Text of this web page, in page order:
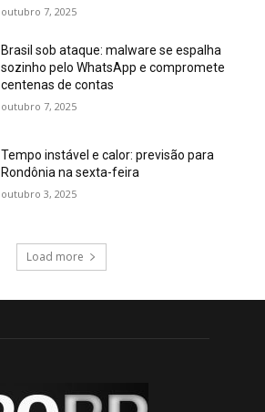
outubro 7, 2025
Brasil sob ataque: malware se espalha
sozinho pelo WhatsApp e compromete
centenas de contas
outubro 7, 2025
Tempo instável e calor: previsão para
Rondônia na sexta-feira
outubro 3, 2025
Load more